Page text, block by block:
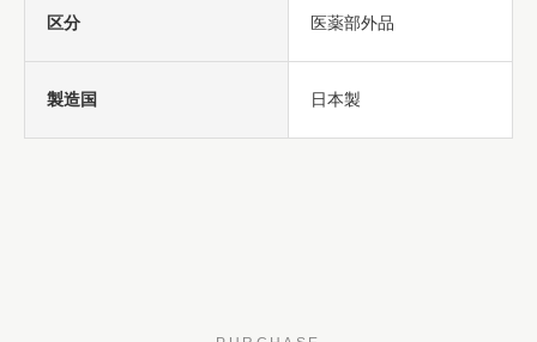
区分 医薬部外品
製造国 日本製